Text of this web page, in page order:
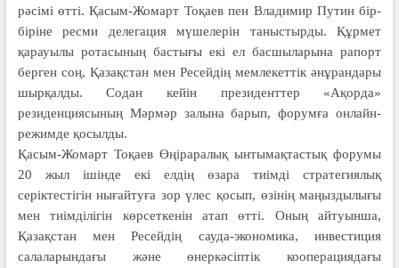
рәсімі өтті. Қасым-Жомарт Тоқаев пен Владимир Путин бір-
біріне ресми делегация мүшелерін таныстырды. Құрмет
қарауылы ротасының бастығы екі ел басшыларына рапорт
берген соң, Қазақстан мен Ресейдің мемлекеттік әнұрандары
шырқалды. Содан кейін президенттер «Ақорда»
резиденциясының Мәрмәр залына барып, форумға онлайн-
режимде қосылды.
Қасым-Жомарт Тоқаев Өңіраралық ынтымақтастық форумы
20 жыл ішінде екі елдің өзара тиімді стратегиялық
серіктестігін нығайтуға зор үлес қосып, өзінің маңыздылығы
мен тиімділігін көрсеткенін атап өтті. Оның айтуынша,
Қазақстан мен Ресейдің сауда-экономика, инвестиция
салаларындағы және өнеркәсіптік кооперациядағы